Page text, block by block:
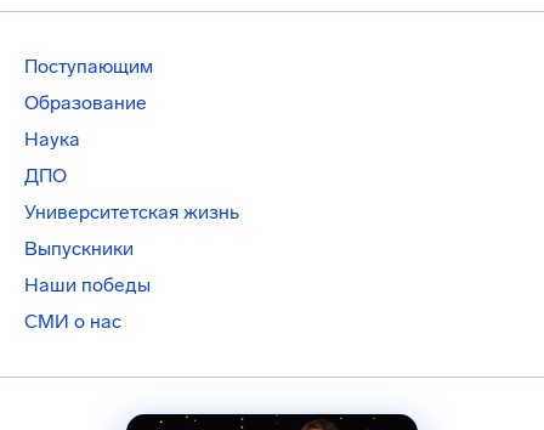
Поступающим
Образование
Наука
ДПО
Университетская жизнь
Выпускники
Наши победы
СМИ о нас